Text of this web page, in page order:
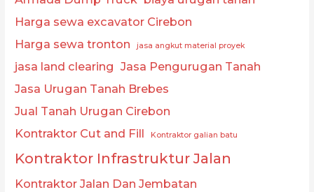
Harga sewa excavator Cirebon
Harga sewa tronton
jasa angkut material proyek
jasa land clearing Jasa Pengurugan Tanah
Jasa Urugan Tanah Brebes
Jual Tanah Urugan Cirebon
Kontraktor Cut and Fill
Kontraktor galian batu
Kontraktor Infrastruktur Jalan
Kontraktor Jalan Dan Jembatan